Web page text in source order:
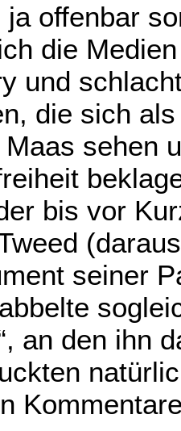
ja offenbar
die
und
die sich
sehen
bis vor
seiner
an den ihn